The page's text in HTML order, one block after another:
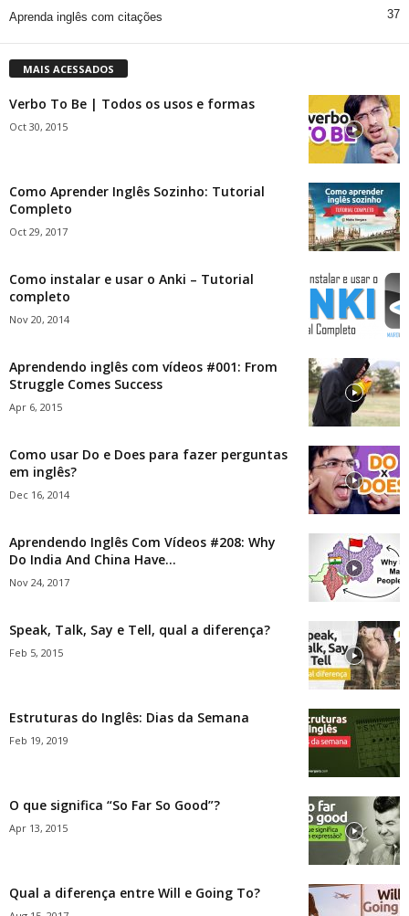
Aprenda inglês com citações 37
MAIS ACESSADOS
Verbo To Be | Todos os usos e formas
Oct 30, 2015
Como Aprender Inglês Sozinho: Tutorial
Completo
Oct 29, 2017
Como instalar e usar o Anki – Tutorial
completo
Nov 20, 2014
Aprendendo inglês com vídeos #001: From
Struggle Comes Success
Apr 6, 2015
Como usar Do e Does para fazer perguntas
em inglês?
Dec 16, 2014
Aprendendo Inglês Com Vídeos #208: Why
Do India And China Have...
Nov 24, 2017
Speak, Talk, Say e Tell, qual a diferença?
Feb 5, 2015
Estruturas do Inglês: Dias da Semana
Feb 19, 2019
O que significa “So Far So Good”?
Apr 13, 2015
Qual a diferença entre Will e Going To?